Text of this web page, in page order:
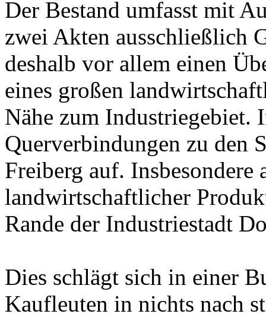
Der Bestand umfasst mit
zwei Akten ausschließlich
deshalb vor allem einen
eines großen
Nähe zum Industriegebiet.
Querverbindungen zu den
Freiberg auf.
landwirtschaftlicher
Rande der Industriestadt
Dies schlägt sich in einer
Kaufleuten in nichts nach